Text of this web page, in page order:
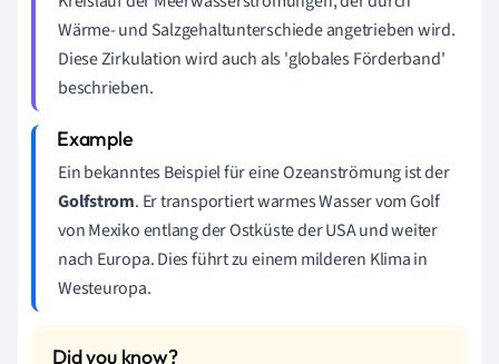
Wärme- und Salzgehaltunterschiede angetrieben wird.
Diese Zirkulation wird auch als 'globales Förderband'
beschrieben.
Ein bekanntes Beispiel für eine Ozeanströmung ist der
Golfstrom. Er transportiert warmes Wasser vom Golf
von Mexiko entlang der Ostküste der USA und weiter
nach Europa. Dies führt zu einem milderen Klima in
Westeuropa.